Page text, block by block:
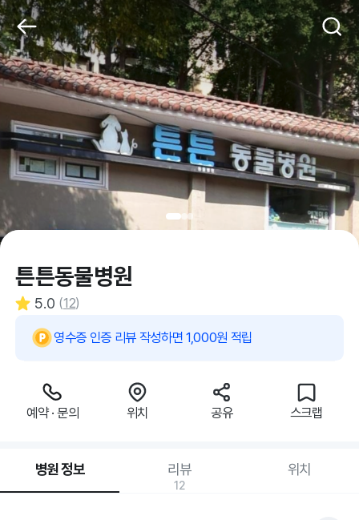
튼튼동물병원
5.0 (12)
영수증 인증 리뷰 작성하면 1,000원 적립
예약 · 문의 위치 공유 스크랩
병원 정보 리뷰
12
위치